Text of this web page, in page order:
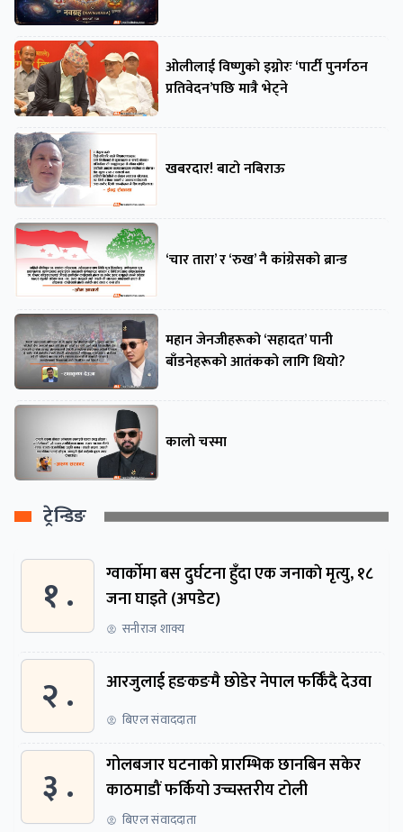
ओलीलाई विष्णुको इग्नोरः ‘पार्टी पुनर्गठन
प्रतिवेदन’पछि मात्रै भेट्ने
खबरदार! बाटो नबिराऊ
‘चार तारा’ र ‘रुख’ नै कांग्रेसको ब्रान्ड
महान जेनजीहरूको ‘सहादत’ पानी
बाँडनेहरूको आतंकको लागि थियो?
कालो चस्मा
ट्रेन्डिङ
१ .
ग्वार्काेमा बस दुर्घटना हुँदा एक जनाकाे मृत्यु, १८
जना घाइते (अपडेट)
सनीराज शाक्य
२ . आरजुलाई हङकङमै छोडेर नेपाल फर्किँदै देउवा
बिएल संवाददाता
३ .
गोलबजार घटनाको प्रारम्भिक छानबिन सकेर
काठमाडौं फर्कियो उच्चस्तरीय टोली
बिएल संवाददाता